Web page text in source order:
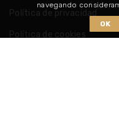
Política de privacidad
Política de cookies
navegando
OK